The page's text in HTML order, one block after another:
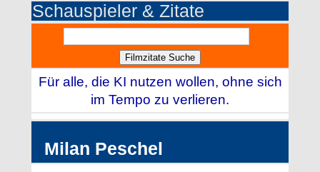
Schauspieler & Zitate
Für alle, die KI nutzen wollen, ohne sich
im Tempo zu verlieren.
Milan Peschel